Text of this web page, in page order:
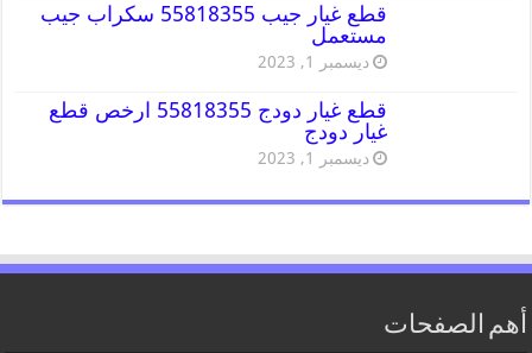
قطع غيار جيب 55818355 سكراب جيب
مستعمل
ديسمبر 1, 2023
قطع غيار دودج 55818355 ارخص قطع
غيار دودج
ديسمبر 1, 2023
أهم الصفحات